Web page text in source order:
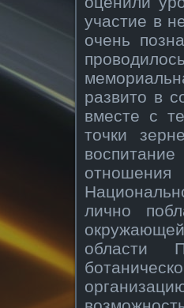
участие в
очень
развито в
вместе с
точки
лично
области